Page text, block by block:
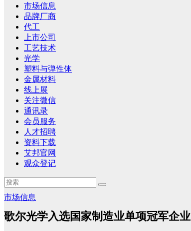
市场信息
品牌厂商
代工
上市公司
工艺技术
光学
塑料与弹性体
金属材料
线上展
关注微信
通讯录
会员服务
人才招聘
资料下载
艾邦官网
观众登记
市场信息
歌尔光学入选国家制造业单项冠军企业